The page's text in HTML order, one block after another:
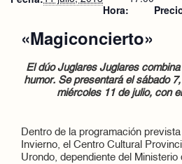
Hora:
«Magiconcierto»
El dúo Juglares Juglares
humor. Se presentará el sábado
miércoles 11 de julio, con
Dentro de la programación
Invierno, el Centro Cultural
Urondo, dependiente del